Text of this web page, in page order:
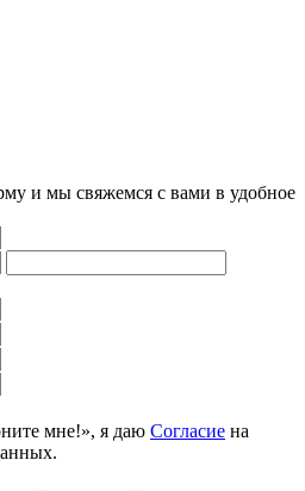
и мы свяжемся с вами в удобное
мне!», я даю Согласие на